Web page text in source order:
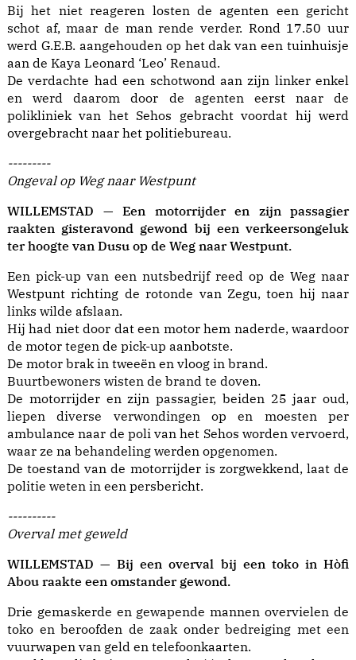
Bij het niet reageren losten de agenten een gericht
schot af, maar de man rende verder. Rond 17.50 uur
werd G.E.B. aangehouden op het dak van een tuinhuisje
aan de Kaya Leonard ‘Leo’ Renaud.
De verdachte had een schotwond aan zijn linker enkel
en werd daarom door de agenten eerst naar de
polikliniek van het Sehos gebracht voordat hij werd
overgebracht naar het politiebureau.
---------
Ongeval op Weg naar Westpunt
WILLEMSTAD — Een motorrijder en zijn passagier
raakten gisteravond gewond bij een verkeersongeluk
ter hoogte van Dusu op de Weg naar Westpunt.
Een pick-up van een nutsbedrijf reed op de Weg naar
Westpunt richting de rotonde van Zegu, toen hij naar
links wilde afslaan.
Hij had niet door dat een motor hem naderde, waardoor
de motor tegen de pick-up aanbotste.
De motor brak in tweeën en vloog in brand.
Buurtbewoners wisten de brand te doven.
De motorrijder en zijn passagier, beiden 25 jaar oud,
liepen diverse verwondingen op en moesten per
ambulance naar de poli van het Sehos worden vervoerd,
waar ze na behandeling werden opgenomen.
De toestand van de motorrijder is zorgwekkend, laat de
politie weten in een persbericht.
----------
Overval met geweld
WILLEMSTAD — Bij een overval bij een toko in Hòfi
Abou raakte een omstander gewond.
Drie gemaskerde en gewapende mannen overvielen de
toko en beroofden de zaak onder bedreiging met een
vuurwapen van geld en telefoonkaarten.